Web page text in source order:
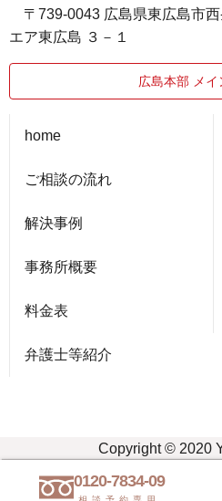
〒739-0043 広島県東広島市西
エア東広島 ３－１
広島本部 メイ
home
ご相談の流れ
解決事例
事務所概要
料金表
弁護士等紹介
Copyright © 2020
0120-7834-09